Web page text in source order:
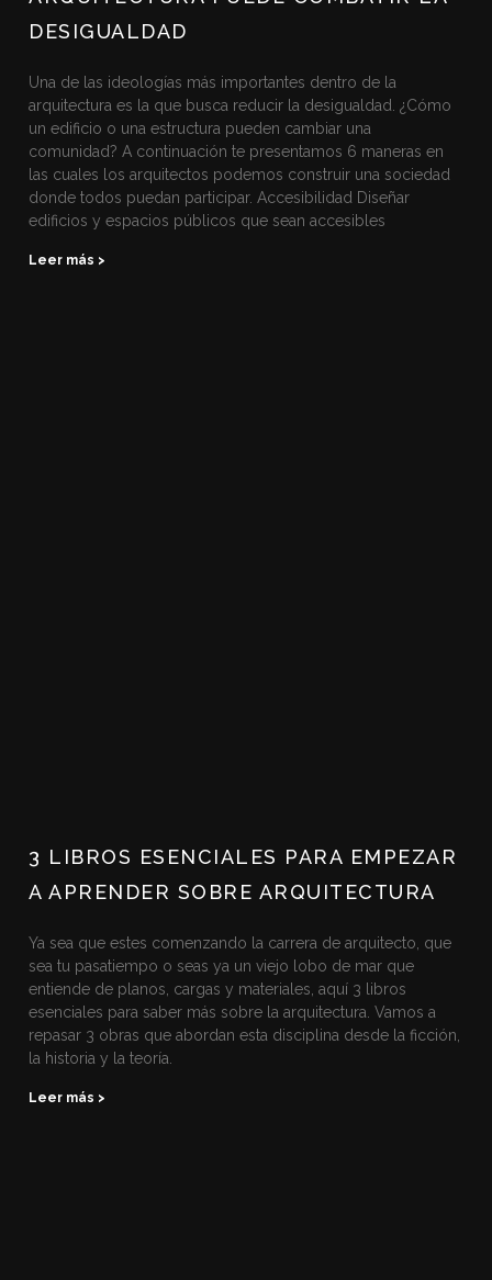
DESIGUALDAD
Una de las ideologías más importantes dentro de la
arquitectura es la que busca reducir la desigualdad. ¿Cómo
un edificio o una estructura pueden cambiar una
comunidad? A continuación te presentamos 6 maneras en
las cuales los arquitectos podemos construir una sociedad
donde todos puedan participar. Accesibilidad Diseñar
edificios y espacios públicos que sean accesibles
Leer más >
3 LIBROS ESENCIALES PARA EMPEZAR
A APRENDER SOBRE ARQUITECTURA
Ya sea que estes comenzando la carrera de arquitecto, que
sea tu pasatiempo o seas ya un viejo lobo de mar que
entiende de planos, cargas y materiales, aquí 3 libros
esenciales para saber más sobre la arquitectura. Vamos a
repasar 3 obras que abordan esta disciplina desde la ficción,
la historia y la teoría.
Leer más >